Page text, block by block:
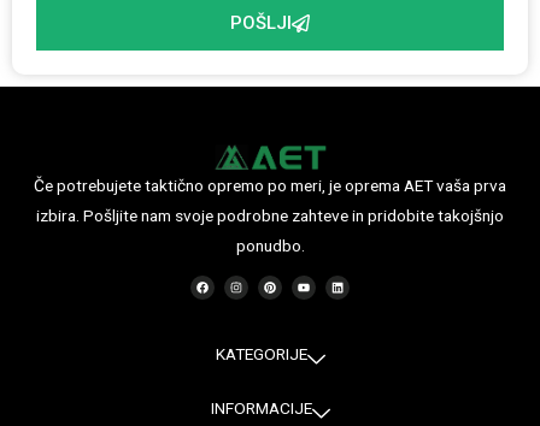
POŠLJI
Če potrebujete taktično opremo po meri, je oprema AET vaša prva
izbira. Pošljite nam svoje podrobne zahteve in pridobite takojšnjo
ponudbo.
F
a
c
I
n
s
r
a
P
i
n
e
s
Y
o
u
e
L
i
n
KATEGORIJE
INFORMACIJE